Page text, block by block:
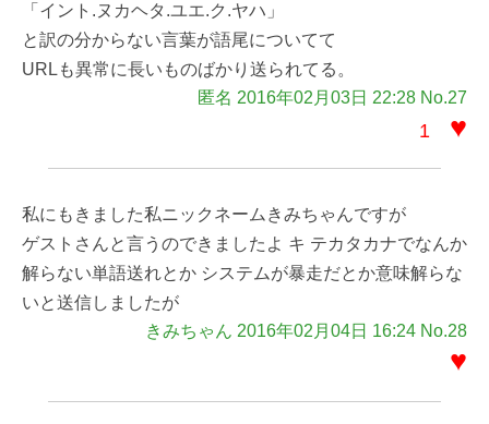
「イント.ヌカヘタ.ユエ.ク.ヤハ」
と訳の分からない言葉が語尾についてて
URLも異常に長いものばかり送られてる。
匿名 2016年02月03日 22:28 No.27
1 ♥
私にもきました私ニックネームきみちゃんですが
ゲストさんと言うのできましたよ キ テカタカナでなんか
解らない単語送れとか システムが暴走だとか意味解らな
いと送信しましたが
きみちゃん 2016年02月04日 16:24 No.28
♥